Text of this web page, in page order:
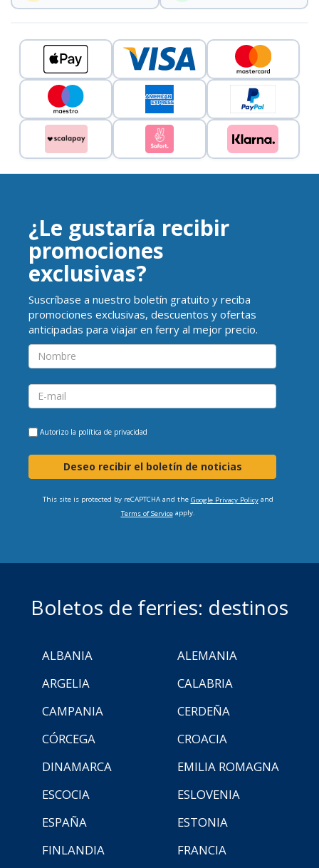
¿Le gustaría recibir
promociones
exclusivas?
Suscríbase a nuestro boletín gratuito y reciba
promociones exclusivas, descuentos y ofertas
anticipadas para viajar en ferry al mejor precio.
Autorizo la política de privacidad
Deseo recibir el boletín de noticias
This site is protected by reCAPTCHA and the Google Privacy Policyand
Terms of Serviceapply.
Boletos de ferries: destinos
ALBANIA
ALEMANIA
ARGELIA
CALABRIA
CAMPANIA
CERDEÑA
CÓRCEGA
CROACIA
DINAMARCA
EMILIA ROMAGNA
ESCOCIA
ESLOVENIA
ESPAÑA
ESTONIA
FINLANDIA
FRANCIA